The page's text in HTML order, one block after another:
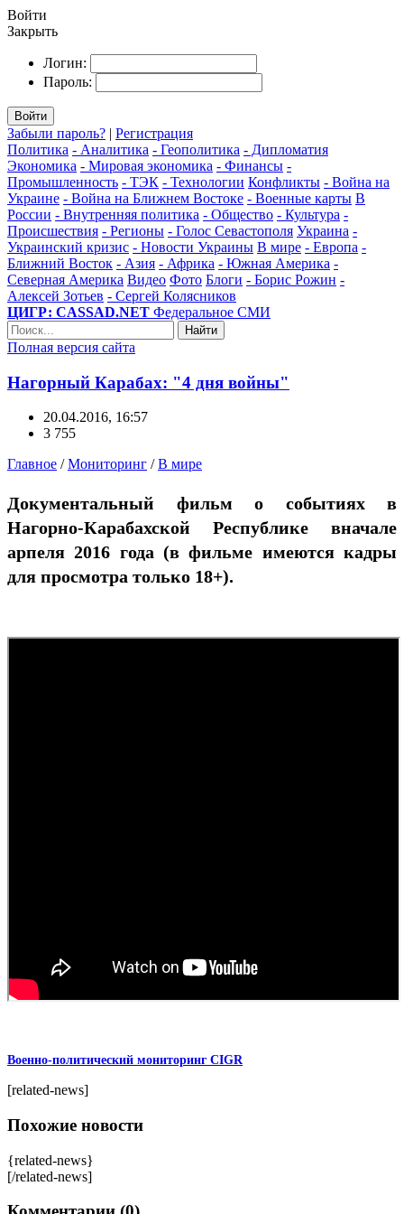
Войти
Закрыть
Логин:
Пароль:
Войти
Забыли пароль? | Регистрация
Политика - Аналитика - Геополитика - Дипломатия
Экономика - Мировая экономика - Финансы -
Промышленность - ТЭК - Технологии Конфликты - Война на
Украине - Война на Ближнем Востоке - Военные карты В
России - Внутренняя политика - Общество - Культура -
Происшествия - Регионы - Голос Севастополя Украина -
Украинский кризис - Новости Украины В мире - Европа -
Ближний Восток - Азия - Африка - Южная Америка -
Северная Америка Видео Фото Блоги - Борис Рожин -
Алексей Зотьев - Сергей Колясников
ЦИГР: CASSAD.NET Федеральное СМИ
Найти
Полная версия сайта
Нагорный Карабах: "4 дня войны"
20.04.2016, 16:57
3 755
Главное /Мониторинг /В мире
Документальный фильм о событиях в
Нагорно-Карабахской Республике вначале
арпеля 2016 года (в фильме имеются кадры
для просмотра только 18+).
Военно-политический мониторинг CIGR
[related-news]
Похожие новости
{related-news}
[/related-news]